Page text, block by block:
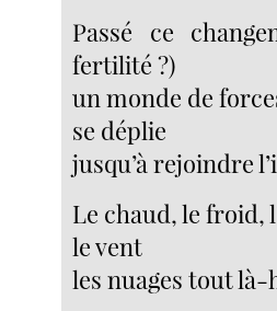
Passé ce
fertilité ?)
un monde de
se déplie
jusqu’à rejoindre
Le chaud, le froid,
le vent
les nuages tout